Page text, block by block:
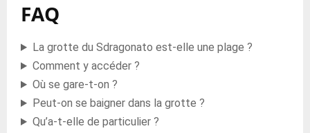
FAQ
La grotte du Sdragonato est-elle une plage ?
Comment y accéder ?
Où se gare-t-on ?
Peut-on se baigner dans la grotte ?
Qu’a-t-elle de particulier ?